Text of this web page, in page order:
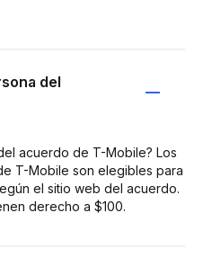
del
acuerdo de T-Mobile? Los
T-Mobile son elegibles para
el sitio web del acuerdo.
derecho a $100.